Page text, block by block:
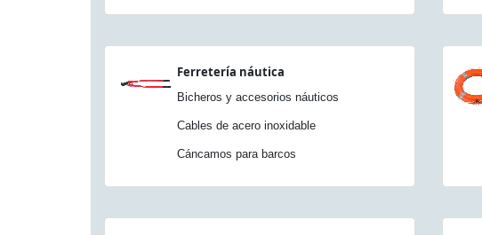
Ferretería náutica
Bicheros y accesorios náuticos
Cables de acero inoxidable
Cáncamos para barcos